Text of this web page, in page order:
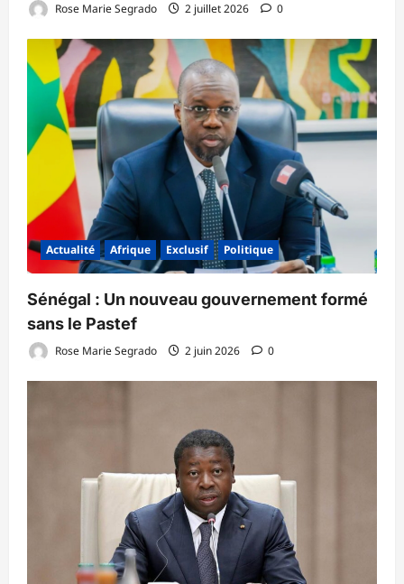
Rose Marie Segrado 2 juillet 2026 0
Actualité Afrique Exclusif Politique
Sénégal : Un nouveau gouvernement formé
sans le Pastef
Rose Marie Segrado 2 juin 2026 0